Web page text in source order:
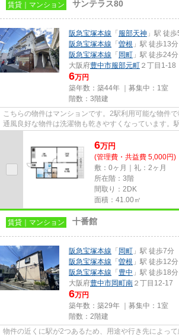
賃貸｜マンション サンテラス80
阪急宝塚本線 「 服部天神 」駅 徒
阪急宝塚本線 「 曽根 」駅 徒歩13分
阪急宝塚本線 「 岡町 」駅 徒歩24分
大阪府豊中市服部元町 ２丁目1-18
6万円
築年数：築44年 ｜募集中： 1室
階数：3階建
こちらの物件はマンションです。2駅利用可能な物件で
通風良好な物件は洗濯物も乾きやすくなっています。
6万円
(管理費・共益費 5,000円)
敷：0ヶ月｜礼：2ヶ月
所在階：3階
間取り：2DK
面積：41.00㎡
賃貸｜マンション 十番館
阪急宝塚本線 「 岡町 」駅 徒歩7分
阪急宝塚本線 「 曽根 」駅 徒歩12分
阪急宝塚本線 「 豊中 」駅 徒歩18分
大阪府豊中市岡町南 ２丁目12-17
6万円
築年数：築29年 ｜募集中： 1室
階数：2階建
物件の近くに駅が2つあるため、用途や行き先によっ